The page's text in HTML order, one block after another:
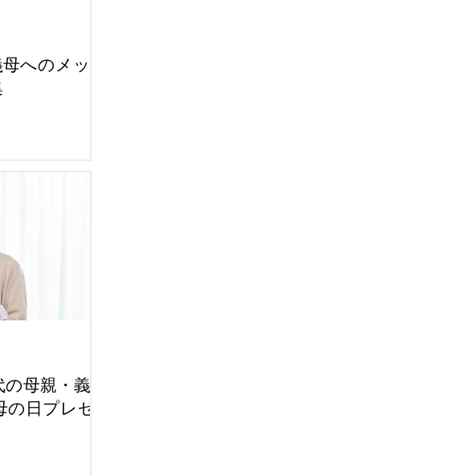
へのメッ
の母親・義
の日プレゼ